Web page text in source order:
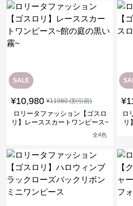
SALE
¥10,980 ¥11980(割引前)
ロリータファッション【ゴスロ
リ】レーススカートワンピース~
全4色
¥
ロ
リ